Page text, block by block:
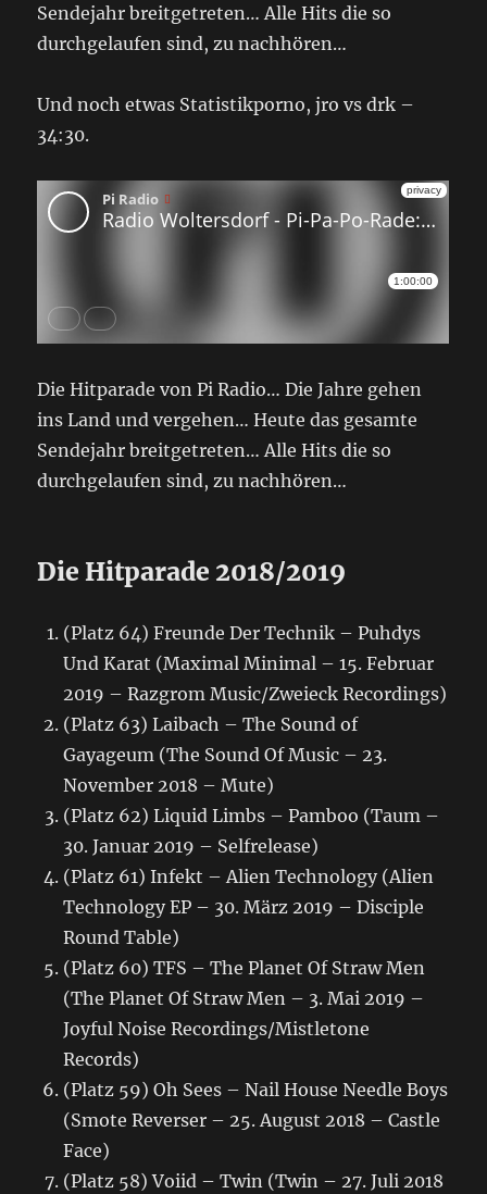
Sendejahr breitgetreten… Alle Hits die so
durchgelaufen sind, zu nachhören…
Und noch etwas Statistikporno, jro vs drk –
34:30.
Die Hitparade von Pi Radio… Die Jahre gehen
ins Land und vergehen… Heute das gesamte
Sendejahr breitgetreten… Alle Hits die so
durchgelaufen sind, zu nachhören…
Die Hitparade 2018/2019
(Platz 64) Freunde Der Technik – Puhdys
Und Karat (Maximal Minimal – 15. Februar
2019 – Razgrom Music/Zweieck Recordings)
(Platz 63) Laibach – The Sound of
Gayageum (The Sound Of Music – 23.
November 2018 – Mute)
(Platz 62) Liquid Limbs – Pamboo (Taum –
30. Januar 2019 – Selfrelease)
(Platz 61) Infekt – Alien Technology (Alien
Technology EP – 30. März 2019 – Disciple
Round Table)
(Platz 60) TFS – The Planet Of Straw Men
(The Planet Of Straw Men – 3. Mai 2019 –
Joyful Noise Recordings/Mistletone
Records)
(Platz 59) Oh Sees – Nail House Needle Boys
(Smote Reverser – 25. August 2018 – Castle
Face)
(Platz 58) Voiid – Twin (Twin – 27. Juli 2018